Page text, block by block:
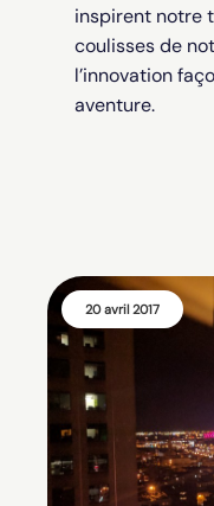
inspirent notre
coulisses de
l’innovation
aventure.
20 avril 2017